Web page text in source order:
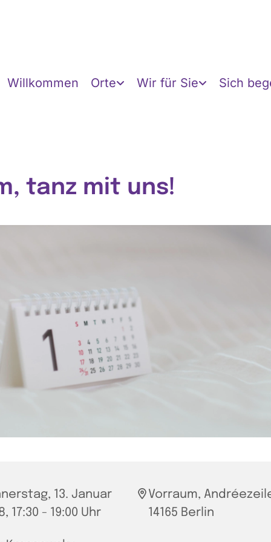
Willkommen Orte Wir für Sie Sich
tanz mit uns!
13. Januar
17:30 - 19:00 Uhr
Vorraum,
14165 Berlin